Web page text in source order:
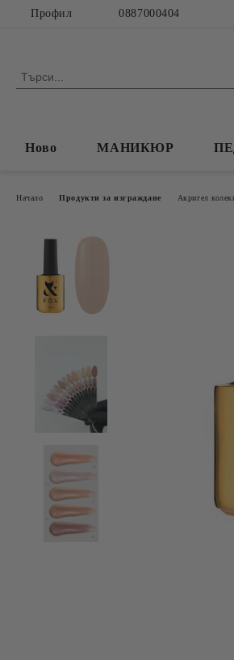
Профил 0887000404
Ново МАНИКЮР
Начало Продукти за изграждане Акригел